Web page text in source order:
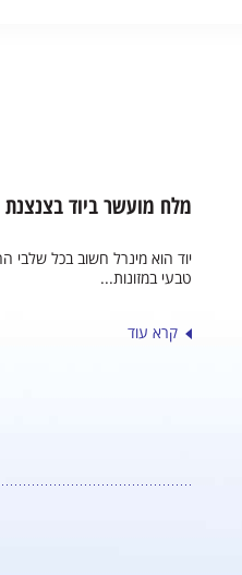
מלח מועשר ביוד בצנצנת
יוד הוא מינרל חשוב בכל שלבי
טבעי במזונות...
קרא עוד